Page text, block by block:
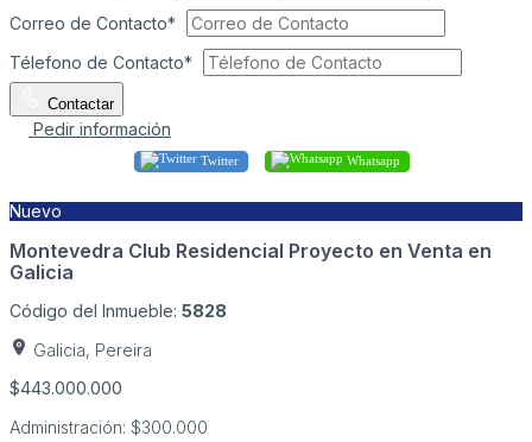
Correo de Contacto*
Télefono de Contacto*
Contactar
Pedir información
Twitter Whatsapp
Nuevo
Montevedra Club Residencial Proyecto en Venta en
Galicia
Código del Inmueble: 5828
Galicia, Pereira
$443.000.000
Administración: $300.000